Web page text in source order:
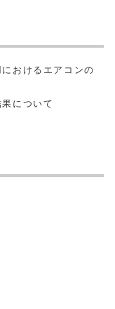
おけるエアコンの
について